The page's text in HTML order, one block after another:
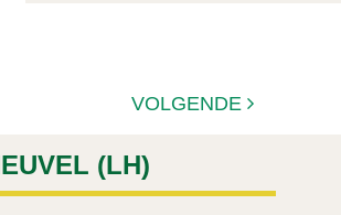
VOLGENDE
(LH)